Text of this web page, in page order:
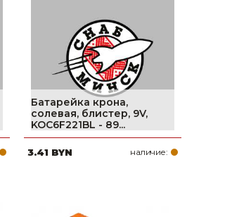
Батарейка крона,
солевая, блистер, 9V,
KOC6F221BL - 89...
3.41 BYN наличие: